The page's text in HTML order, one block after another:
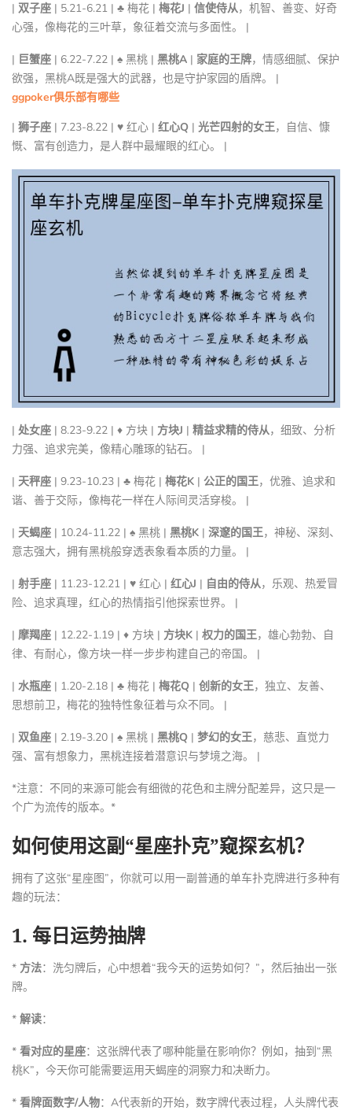
| 双子座 | 5.21-6.21 | ♣ 梅花 | 梅花J | 信使侍从，机智、善变、好奇
心强，像梅花的三叶草，象征着交流与多面性。 |
| 巨蟹座 | 6.22-7.22 | ♠ 黑桃 | 黑桃A | 家庭的王牌，情感细腻、保护
欲强，黑桃A既是强大的武器，也是守护家园的盾牌。 |
ggpoker俱乐部有哪些
| 狮子座 | 7.23-8.22 | ♥ 红心 | 红心Q | 光芒四射的女王，自信、慷
慨、富有创造力，是人群中最耀眼的红心。 |
| 处女座 | 8.23-9.22 | ♦ 方块 | 方块J | 精益求精的侍从，细致、分析
力强、追求完美，像精心雕琢的钻石。 |
| 天秤座 | 9.23-10.23 | ♣ 梅花 | 梅花K | 公正的国王，优雅、追求和
谐、善于交际，像梅花一样在人际间灵活穿梭。 |
| 天蝎座 | 10.24-11.22 | ♠ 黑桃 | 黑桃K | 深邃的国王，神秘、深刻、
意志强大，拥有黑桃般穿透表象看本质的力量。 |
| 射手座 | 11.23-12.21 | ♥ 红心 | 红心J | 自由的侍从，乐观、热爱冒
险、追求真理，红心的热情指引他探索世界。 |
| 摩羯座 | 12.22-1.19 | ♦ 方块 | 方块K | 权力的国王，雄心勃勃、自
律、有耐心，像方块一样一步步构建自己的帝国。 |
| 水瓶座 | 1.20-2.18 | ♣ 梅花 | 梅花Q | 创新的女王，独立、友善、
思想前卫，梅花的独特性象征着与众不同。 |
| 双鱼座 | 2.19-3.20 | ♠ 黑桃 | 黑桃Q | 梦幻的女王，慈悲、直觉力
强、富有想象力，黑桃连接着潜意识与梦境之海。 |
*注意：不同的来源可能会有细微的花色和主牌分配差异，这只是一
个广为流传的版本。*
如何使用这副“星座扑克”窥探玄机？
拥有了这张“星座图”，你就可以用一副普通的单车扑克牌进行多种有
趣的玩法：
1. 每日运势抽牌
* 方法：洗匀牌后，心中想着“我今天的运势如何？”，然后抽出一张
牌。
* 解读：
* 看对应的星座：这张牌代表了哪种能量在影响你？例如，抽到“黑
桃K”，今天你可能需要运用天蝎座的洞察力和决断力。
* 看牌面数字/人物：A代表新的开始，数字牌代表过程，人头牌代表